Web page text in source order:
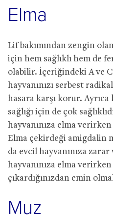
Elma
Lif bakımından zengin
için hem sağlıklı hem de
olabilir. İçeriğindeki A ve
hayvanınızı serbest
hasara karşı korur.
sağlığı için de çok
hayvanınıza elma
Elma çekirdeği amigdalin
da evcil hayvanınıza
hayvanınıza elma
çıkardığınızdan emin
Muz